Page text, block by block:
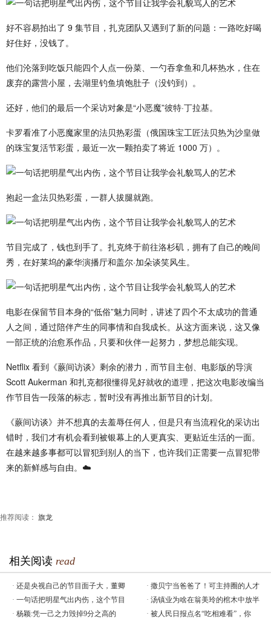
好不容易拍出了 9 集节目，扎克团队又遇到了新的问题：一路吃好喝
好住好，没钱了。
他们沦落到吃饭只能四个人点一份菜、一勺吞拿鱼和几杯热水，住在
废弃的露营小屋，去湖里钓鱼填饱肚子（没钓到）。
还好，他们的最后一个采访对象是“小恶魔”彼特·丁拉基。
卡罗看准了小恶魔家里的法贝热彩蛋（俄国珠宝工匠法贝热为沙皇做
的珠宝复活节彩蛋，最近一次一颗拍卖了将近 1000 万）。
抱起一盒法贝热彩蛋，一群人拔腿就跑。
节目完成了，钱也到手了。扎克终于前往洛杉矶，拥有了自己的晚间
秀，在好莱坞的豪华演播厅和盖尔·加朵谈笑风生。
电影在保留节目本身的“低俗”魅力同时，讲述了四个不太成功的普通
人之间，通过陪伴产生的同事情和自我成长。从这方面来说，这又像
一部正统的治愈系作品，只要和伙伴一起努力，梦想总能实现。
Netflix 看到《蕨间访谈》剩余的潜力，而节目主创、电影版的导演
Scott Aukerman 和扎克都很懂得见好就收的道理，把这次电影改编当
作节目告一段落的标志，暂时没有再推出新节目的计划。
《蕨间访谈》并不想真的去羞辱任何人，但是只有当流程化的采访出
错时，我们才有机会看到被银幕上的人更真实、更贴近生活的一面。
在越来越多事都可以冒犯到别人的当下，也许我们正需要一点冒犯带
来的新鲜感与自由。☁️
推荐阅读： 旗龙
相关阅读 read
· 还是央视自己的节目面子大，董卿 · 撒贝宁当爸爸了！可主持圈的人才
· 一句话把明星气出内伤，这个节目 · 汤镇业为啥在翁美玲的棺木中放半
· 杨颖:凭一己之力毁掉9分之高的 · 被人民日报点名“吃相难看”，你